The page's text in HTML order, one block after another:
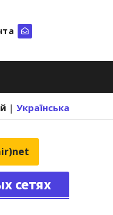
| Українська
сетях